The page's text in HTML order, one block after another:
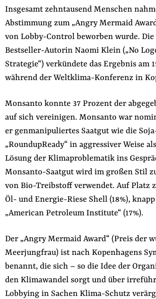
Appelle unterzeichnen
Kontakt
Impressum
auf
der
Website
FacebookMastodon
BlueskyInstagram
Youtube
Insgesamt zehntausend Menschen
Abstimmung zum „Angry Mermaid
von Lobby-Control beworben wurde. Die
Bestseller-Autorin Naomi Klein („No
Strategie“) verkündete das Ergebnis am
während der Weltklima-Konferenz in
Monsanto konnte 37 Prozent der
auf sich vereinigen. Monsanto war
er genmanipuliertes Saatgut wie die
„RoundupReady“ in aggressiver Weise
Lösung der Klimaproblematik ins
Monsanto-Saatgut wird im großen Stil
von Bio-Treibstoff verwendet. Auf Platz
Öl- und Energie-Riese Shell (18%),
„American Petroleum Institute“ (17%).
Der „Angry Mermaid Award“ (Preis der
Meerjungfrau) ist nach Kopenhagens
benannt, die sich – so die Idee der
den Klimawandel sorgt und über
Lobbying in Sachen Klima-Schutz